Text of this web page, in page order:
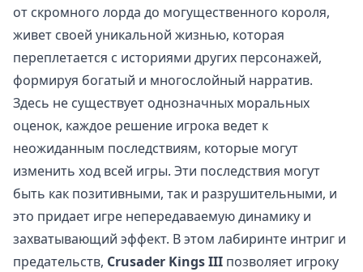
от скромного лорда до могущественного короля,
живет своей уникальной жизнью, которая
переплетается с историями других персонажей,
формируя богатый и многослойный нарратив.
Здесь не существует однозначных моральных
оценок, каждое решение игрока ведет к
неожиданным последствиям, которые могут
изменить ход всей игры. Эти последствия могут
быть как позитивными, так и разрушительными, и
это придает игре непередаваемую динамику и
захватывающий эффект. В этом лабиринте интриг и
предательств, Crusader Kings III позволяет игроку